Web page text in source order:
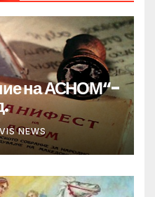
на АСНОМ“-
NEWS